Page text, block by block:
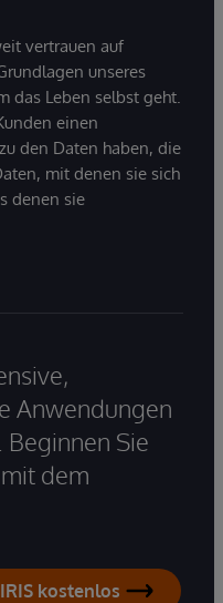
vertrauen auf
unseres
das Leben selbst geht.
einen
den Daten haben, die
mit denen sie sich
denen sie
Anwendungen
Beginnen Sie
dem
kostenlos